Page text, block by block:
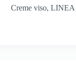
Creme viso, LINEA